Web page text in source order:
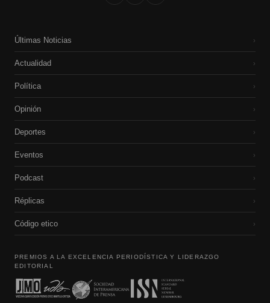
Últimas Noticias ›
Actualidad ›
Política ›
Opinión ›
Deportes ›
Eventos ›
Podcast ›
Réplicas ›
Código etico ›
PREMIOS A LA EXCELENCIA PERIODÍSTICA Y LIDERAZGO
EDITORIAL